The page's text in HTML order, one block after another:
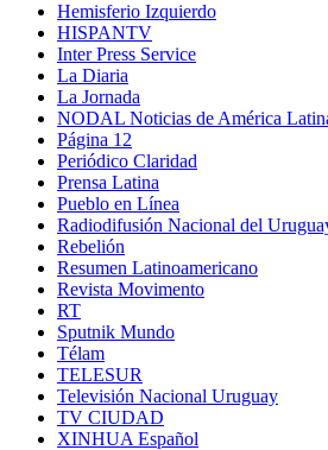
Hemisferio Izquierdo
HISPANTV
Inter Press Service
La Diaria
La Jornada
NODAL Noticias de América
Página 12
Periódico Claridad
Prensa Latina
Pueblo en Línea
Radiodifusión Nacional del
Rebelión
Resumen Latinoamericano
Revista Movimento
RT
Sputnik Mundo
Télam
TELESUR
Televisión Nacional Uruguay
TV CIUDAD
XINHUA Español